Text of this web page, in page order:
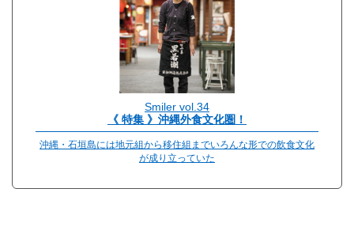
Smiler vol.34
《 特集 》沖縄外食文化圏！
沖縄・石垣島には地元組から移住組までいろんな形での飲食文化
が成り立っていた